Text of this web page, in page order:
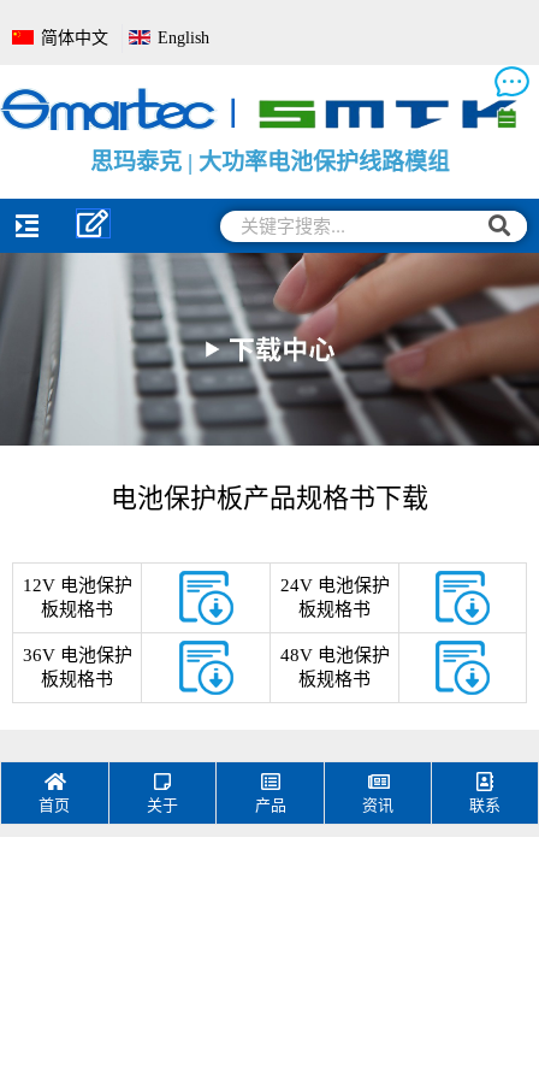
至
容
简体中文 English
思玛泰克 | 电池管理系统全面解决方案
思玛泰克 | 大功率电池保护线路模组
思玛泰克 | 电池电量监测保护板
搜
索
搜
索
电池保护板产品规格书下载
12V 电池保护
板规格书
24V 电池保护
板规格书
36V 电池保护
板规格书
48V 电池保护
板规格书
首页 关于 产品 资讯 联系